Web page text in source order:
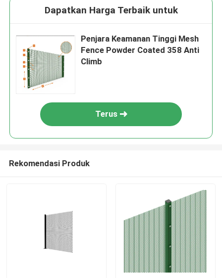
Dapatkan Harga Terbaik untuk
Penjara Keamanan Tinggi Mesh
Fence Powder Coated 358 Anti
Climb
Terus
Rekomendasi Produk